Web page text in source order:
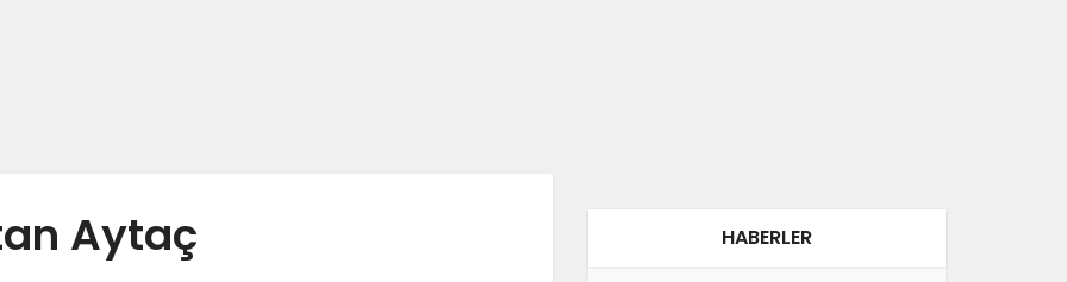
Aytaç HABERLER